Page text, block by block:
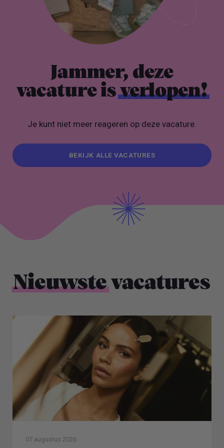
Jammer, deze
vacature isverlopen!
Je kunt niet meer reageren op deze vacature.
BEKIJK ALLE VACATURES
Nieuwstevacatures
07 augustus 2026